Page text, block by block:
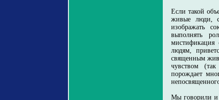
Если такой
живые люди,
изображать
выполнять
мистификация
людям,
священным
чувством
порождает
Мы говорили и